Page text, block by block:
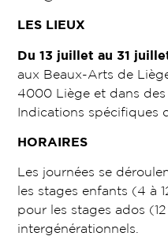
LES LIEUX
Du 13 juillet au 31
aux Beaux-Arts de
4000 Liège et dans
Indications spécifiques
HORAIRES
Les journées se
les stages enfants (4 à
pour les stages ados
intergénérationnels.